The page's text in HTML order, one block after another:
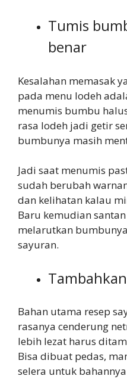
Tumis
benar
Kesalahan memasak
pada menu lodeh
menumis bumbu
rasa lodeh jadi getir
bumbunya masih
Jadi saat menumis
sudah berubah
dan kelihatan kalau
Baru kemudian
melarutkan
sayuran.
Bahan utama resep
rasanya cenderung
lebih lezat harus
Bisa dibuat pedas,
selera untuk